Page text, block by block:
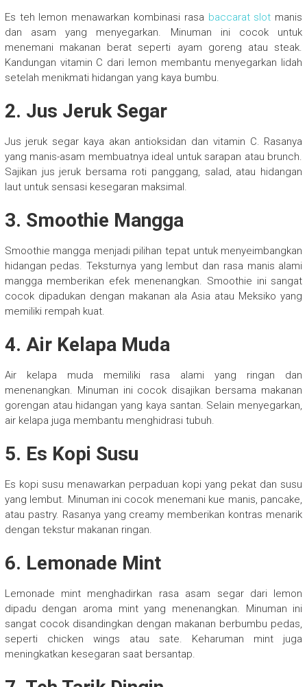
Es teh lemon menawarkan kombinasi rasa baccarat slot manis
dan asam yang menyegarkan. Minuman ini cocok untuk
menemani makanan berat seperti ayam goreng atau steak.
Kandungan vitamin C dari lemon membantu menyegarkan lidah
setelah menikmati hidangan yang kaya bumbu.
2. Jus Jeruk Segar
Jus jeruk segar kaya akan antioksidan dan vitamin C. Rasanya
yang manis-asam membuatnya ideal untuk sarapan atau brunch.
Sajikan jus jeruk bersama roti panggang, salad, atau hidangan
laut untuk sensasi kesegaran maksimal.
3. Smoothie Mangga
Smoothie mangga menjadi pilihan tepat untuk menyeimbangkan
hidangan pedas. Teksturnya yang lembut dan rasa manis alami
mangga memberikan efek menenangkan. Smoothie ini sangat
cocok dipadukan dengan makanan ala Asia atau Meksiko yang
memiliki rempah kuat.
4. Air Kelapa Muda
Air kelapa muda memiliki rasa alami yang ringan dan
menenangkan. Minuman ini cocok disajikan bersama makanan
gorengan atau hidangan yang kaya santan. Selain menyegarkan,
air kelapa juga membantu menghidrasi tubuh.
5. Es Kopi Susu
Es kopi susu menawarkan perpaduan kopi yang pekat dan susu
yang lembut. Minuman ini cocok menemani kue manis, pancake,
atau pastry. Rasanya yang creamy memberikan kontras menarik
dengan tekstur makanan ringan.
6. Lemonade Mint
Lemonade mint menghadirkan rasa asam segar dari lemon
dipadu dengan aroma mint yang menenangkan. Minuman ini
sangat cocok disandingkan dengan makanan berbumbu pedas,
seperti chicken wings atau sate. Keharuman mint juga
meningkatkan kesegaran saat bersantap.